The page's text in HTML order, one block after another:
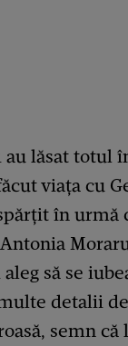
au lăsat totul
viața cu
în urmă
să se
detalii
semn